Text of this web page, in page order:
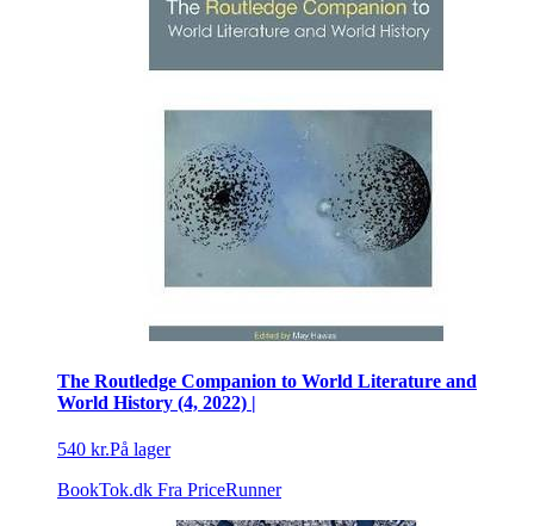
The Routledge Companion to World Literature and
World History (4, 2022) |
540 kr.På lager
BookTok.dk Fra PriceRunner